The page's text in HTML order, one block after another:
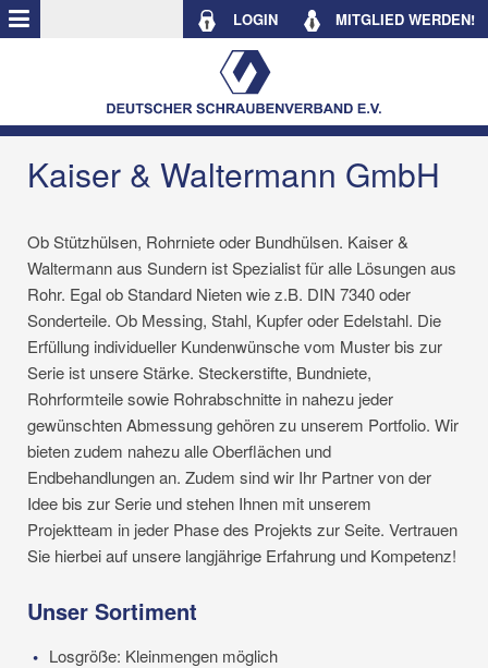
LOGIN MITGLIED WERDEN!
Kaiser & Waltermann GmbH
Ob Stützhülsen, Rohrniete oder Bundhülsen. Kaiser &
Waltermann aus Sundern ist Spezialist für alle Lösungen aus
Rohr. Egal ob Standard Nieten wie z.B. DIN 7340 oder
Sonderteile. Ob Messing, Stahl, Kupfer oder Edelstahl. Die
Erfüllung individueller Kundenwünsche vom Muster bis zur
Serie ist unsere Stärke. Steckerstifte, Bundniete,
Rohrformteile sowie Rohrabschnitte in nahezu jeder
gewünschten Abmessung gehören zu unserem Portfolio. Wir
bieten zudem nahezu alle Oberflächen und
Endbehandlungen an. Zudem sind wir Ihr Partner von der
Idee bis zur Serie und stehen Ihnen mit unserem
Projektteam in jeder Phase des Projekts zur Seite. Vertrauen
Sie hierbei auf unsere langjährige Erfahrung und Kompetenz!
Unser Sortiment
Losgröße: Kleinmengen möglich